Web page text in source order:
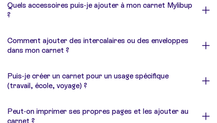
Quels accessoires puis-je ajouter à mon carnet Mylibup
?
Comment ajouter des intercalaires ou des enveloppes
dans mon carnet ?
Puis-je créer un carnet pour un usage spécifique
(travail, école, voyage) ?
Peut-on imprimer ses propres pages et les ajouter au
carnet ?